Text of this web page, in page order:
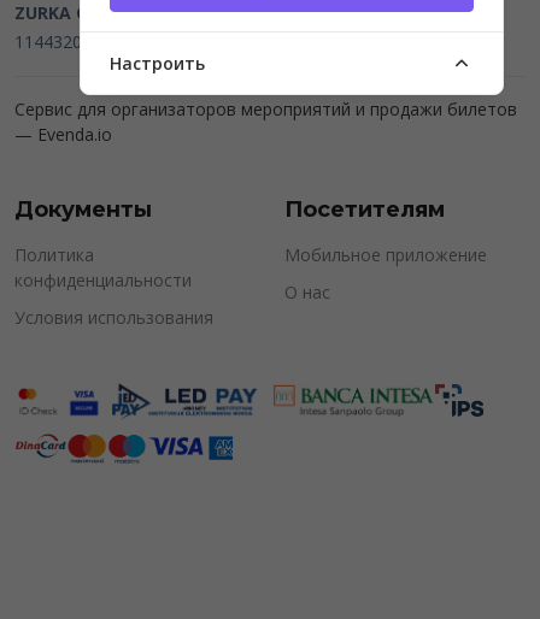
ZURKA CE BITI DOOBeograd, Kraljice Natalije 11PIB
114432064, MB 22023195,
Сервис для организаторов мероприятий и продажи билетов
— Evenda.io
Документы
Политика
конфиденциальности
Условия использования
Посетителям
Мобильное приложение
О нас
Настроить